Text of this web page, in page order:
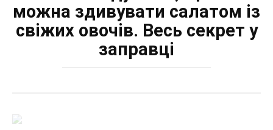
можна здивувати салатом із
свіжих овочів. Весь секрет у
заправці